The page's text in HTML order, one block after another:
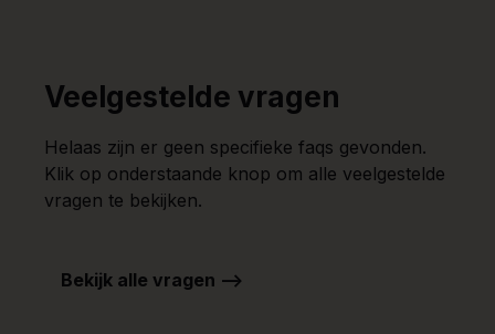
Veelgestelde vragen
Helaas zijn er geen specifieke faqs gevonden.
Klik op onderstaande knop om alle veelgestelde
vragen te bekijken.
Bekijk alle vragen -->